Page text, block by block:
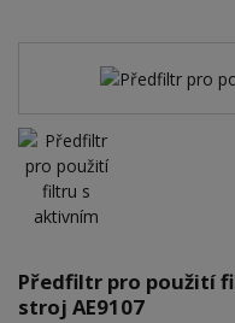
Předfiltr pro použití
stroj AE9107